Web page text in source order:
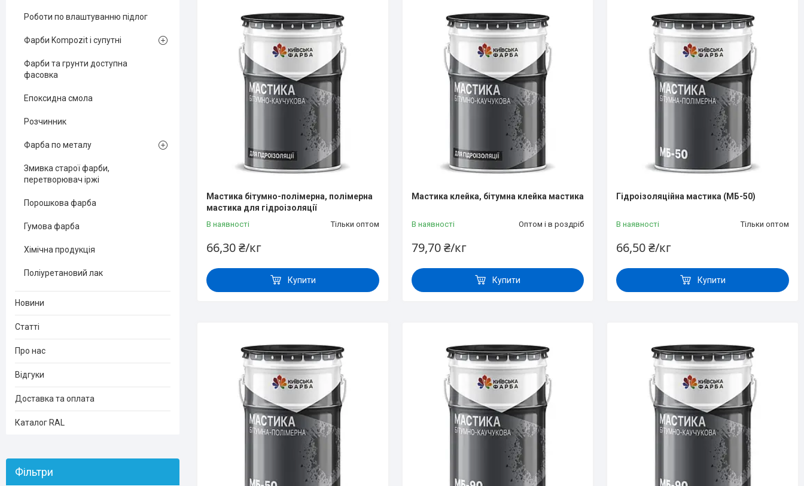
Мастика бітумно-полімерна, полімерна
мастика для гідроізоляції
В наявності Тільки оптом
66,30 ₴/кг
Купити
Мастика клейка, бітумна клейка мастика
В наявності Оптом і в роздріб
79,70 ₴/кг
Купити
Гідроізоляційна мастика (МБ-50)
В наявності Тільки оптом
66,50 ₴/кг
Купити
Роботи по влаштуванню підлог
Фарби Kompozit і супутні
Фарби та грунти доступна
фасовка
Епоксидна смола
Розчинник
Фарба по металу
Змивка старої фарби,
перетворювач іржі
Порошкова фарба
Гумова фарба
Хімічна продукція
Поліуретановий лак
Новини
Статті
Про нас
Відгуки
Доставка та оплата
Каталог RAL
Фільтри